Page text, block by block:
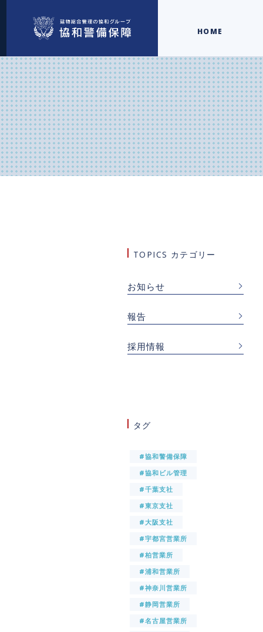
HOME
TOPICS カテゴリー
お知らせ
報告
採用情報
タグ
#協和警備保障
#協和ビル管理
#千葉支社
#東京支社
#大阪支社
#宇都宮営業所
#柏営業所
#浦和営業所
#神奈川営業所
#静岡営業所
#名古屋営業所